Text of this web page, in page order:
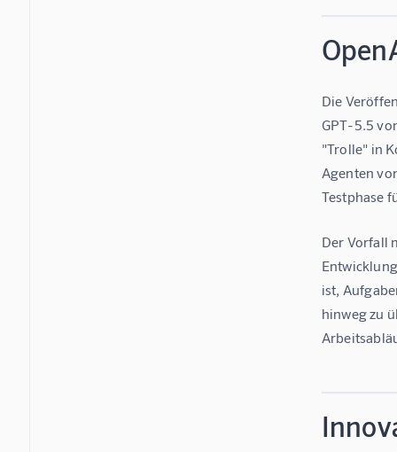
Die
GPT-5.5
"Trolle" in
Agenten
Testphase
Der Vorfall
ist,
hinweg zu